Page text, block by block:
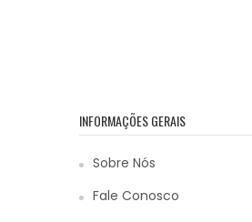
INFORMAÇÕES GERAIS
Sobre Nós
Fale Conosco